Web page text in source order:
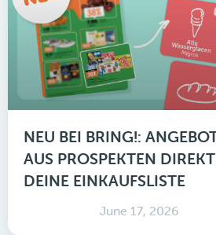
NEU BEI BRING!:
AUS PROSPEKTEN
DEINE EINKAUFSLISTE
June 17, 2026